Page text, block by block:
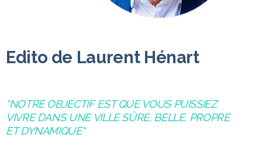
Edito de Laurent Hénart
“NOTRE OBJECTIF EST QUE VOUS PUISSIEZ
VIVRE DANS UNE VILLE SÛRE, BELLE, PROPRE
ET DYNAMIQUE“